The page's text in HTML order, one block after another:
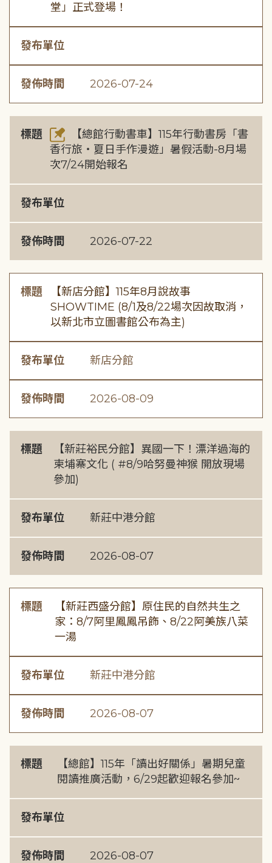
堂」正式登場！
發布單位
發佈時間 2026-07-24
標題
【總館行動書車】115年行動書房「書
香行旅・夏日手作漫遊」暑假活動-8月場
次7/24開始報名
發布單位
發佈時間 2026-07-22
標題
【新店分館】115年8月說故事
SHOWTIME (8/1及8/22場次因故取消，
以新北市立圖書館公布為主)
發布單位 新店分館
發佈時間 2026-08-09
標題
【新莊裕民分館】異國一下！漂洋過海的
柬埔寨文化 ( #8/9哈努曼神猴 開放現場
參加)
發布單位 新莊中港分館
發佈時間 2026-08-07
標題
【新莊西盛分館】原住民的自然共生之
家：8/7阿里鳳鳳吊飾、8/22阿美族八菜
一湯
發布單位 新莊中港分館
發佈時間 2026-08-07
標題
【總館】115年「讀出好關係」暑期兒童
閱讀推廣活動，6/29起歡迎報名參加~
發布單位
發佈時間 2026-08-07